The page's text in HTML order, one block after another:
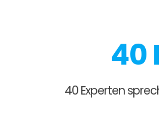
40
40 Experten